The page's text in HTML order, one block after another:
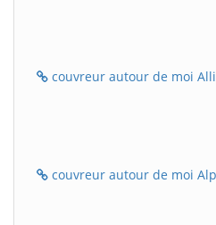
couvreur autour de moi
couvreur autour de moi